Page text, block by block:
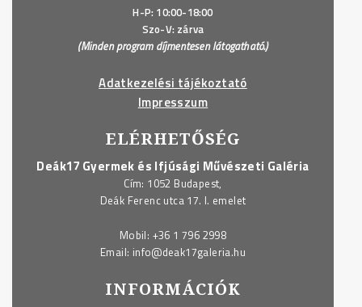
H-P: 10:00-18:00
Szo-V: zárva
(Minden program díjmentesen látogatható.)
Adatkezelési tájékoztató
Impresszum
ELÉRHETŐSÉG
Deák17 Gyermek és Ifjúsági Művészeti Galéria
Cím: 1052 Budapest,
Deák Ferenc utca 17. I. emelet
Mobil: +36 1 796 2998
Email: info@deak17galeria.hu
INFORMÁCIÓK